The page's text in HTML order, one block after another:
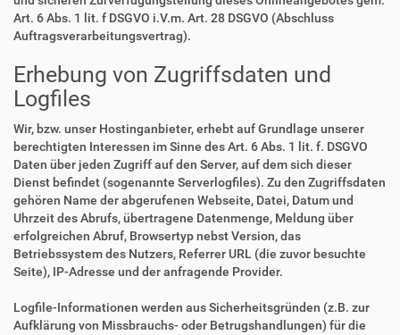
Art. 6 Abs. 1 lit. f DSGVO i.V.m. Art. 28 DSGVO (Abschluss
Auftragsverarbeitungsvertrag).
Erhebung von Zugriffsdaten und
Logfiles
Wir, bzw. unser Hostinganbieter, erhebt auf Grundlage unserer
berechtigten Interessen im Sinne des Art. 6 Abs. 1 lit. f. DSGVO
Daten über jeden Zugriff auf den Server, auf dem sich dieser
Dienst befindet (sogenannte Serverlogfiles). Zu den Zugriffsdaten
gehören Name der abgerufenen Webseite, Datei, Datum und
Uhrzeit des Abrufs, übertragene Datenmenge, Meldung über
erfolgreichen Abruf, Browsertyp nebst Version, das
Betriebssystem des Nutzers, Referrer URL (die zuvor besuchte
Seite), IP-Adresse und der anfragende Provider.
Logfile-Informationen werden aus Sicherheitsgründen (z.B. zur
Aufklärung von Missbrauchs- oder Betrugshandlungen) für die